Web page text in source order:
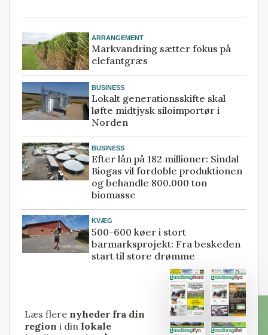
ARRANGEMENT
Markvandring sætter fokus på
elefantgræs
BUSINESS
Lokalt generationsskifte skal
løfte midtjysk siloimportør i
Norden
BUSINESS
Efter lån på 182 millioner: Sindal
Biogas vil fordoble produktionen
og behandle 800.000 ton
biomasse
KVÆG
500-600 køer i stort
barmarksprojekt: Fra beskeden
start til store drømme
Læs flere nyheder fra din
region i dinlokale